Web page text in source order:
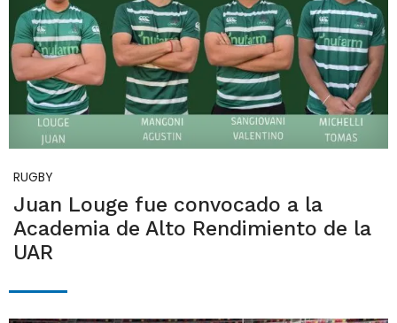
RUGBY
Juan Louge fue convocado a la
Academia de Alto Rendimiento de la
UAR